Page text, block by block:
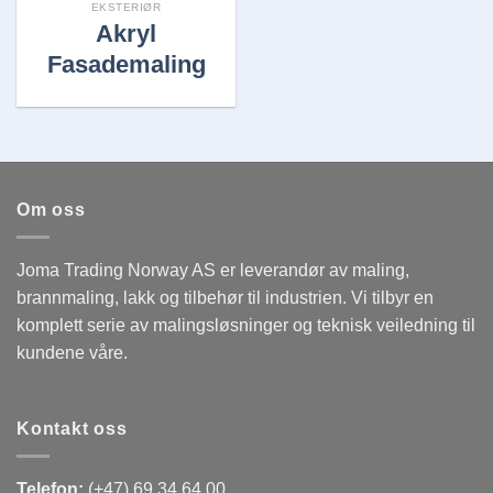
EKSTERIØR
Akryl
Fasademaling
Om oss
Joma Trading Norway AS er leverandør av maling,
brannmaling, lakk og tilbehør til industrien. Vi tilbyr en
komplett serie av malingsløsninger og teknisk veiledning til
kundene våre.
Kontakt oss
Telefon: (+47) 69 34 64 00